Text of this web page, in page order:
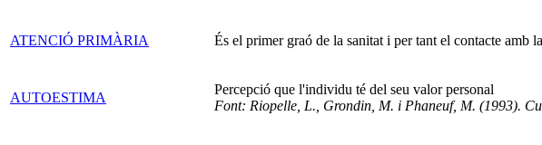
ATENCIÓ PRIMÀRIA És el primer graó de la sanitat i per tant el contacte amb
AUTOESTIMA
Percepció que l'individu té del seu valor personal
Font: Riopelle, L., Grondin, M. i Phaneuf, M. (1993).